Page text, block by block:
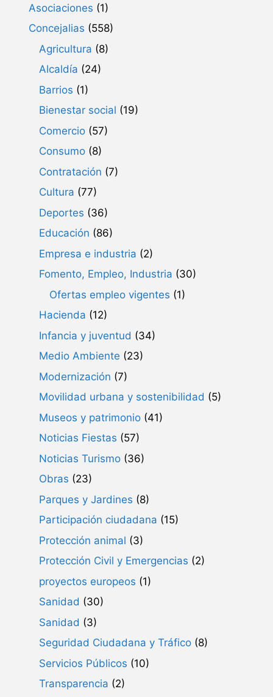
Asociaciones (1)
Concejalias (558)
Agricultura (8)
Alcaldía (24)
Barrios (1)
Bienestar social (19)
Comercio (57)
Consumo (8)
Contratación (7)
Cultura (77)
Deportes (36)
Educación (86)
Empresa e industria (2)
Fomento, Empleo, Industria (30)
Ofertas empleo vigentes (1)
Hacienda (12)
Infancia y juventud (34)
Medio Ambiente (23)
Modernización (7)
Movilidad urbana y sostenibilidad (5)
Museos y patrimonio (41)
Noticias Fiestas (57)
Noticias Turismo (36)
Obras (23)
Parques y Jardines (8)
Participación ciudadana (15)
Protección animal (3)
Protección Civil y Emergencias (2)
proyectos europeos (1)
Sanidad (30)
Sanidad (3)
Seguridad Ciudadana y Tráfico (8)
Servicios Públicos (10)
Transparencia (2)